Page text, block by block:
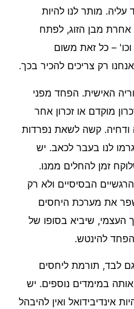
עליה. מותר לנו להיות
אחרת מבן הזוג, לפתח
– כל זאת משום
רק צריכים להכיר בכך.
האישית. הפחד מפני
מוקדם או זכרון אחר
ודחיה. קשה לשאת נפרדות
לנו בעבר לכאב. יש
זמן להחלים ממנו.
הבסיסיים ולא רק
את מערכת היחסים
העצמי, שיביא בסופו של
להינטש.
לבד, תורמת ליחסים
במימדים נוספים. יש
אינדיבידואל ואין להיבהל